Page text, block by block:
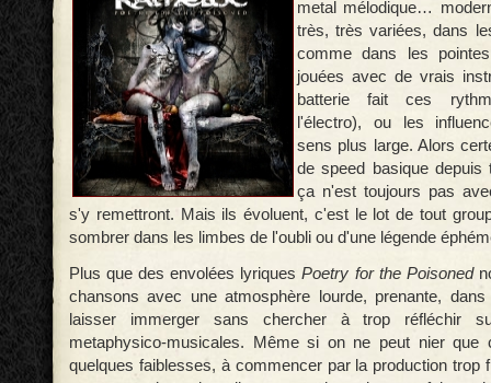
metal mélodique…
très, très variées, dans
comme dans les
jouées avec de vrais
batterie fait ces
l'électro), ou les
sens plus large. Alors
de speed basique depuis
ça n'est toujours pas
s'y remettront. Mais ils évoluent, c'est le lot de tout
sombrer dans les limbes de l'oubli ou d'une légende
Plus que des envolées lyriquesPoetry for the Poisoned
chansons avec une atmosphère lourde, prenante,
laisser immerger sans chercher à trop réfléchir
metaphysico-musicales. Même si on ne peut nier que
quelques faiblesses, à commencer par la production trop